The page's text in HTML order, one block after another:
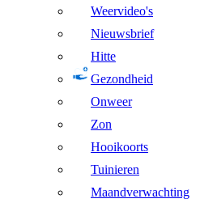
Weervideo's
Nieuwsbrief
Hitte
Gezondheid
Onweer
Zon
Hooikoorts
Tuinieren
Maandverwachting